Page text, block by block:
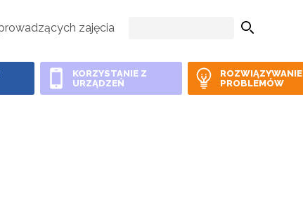
zajęcia
KORZYSTANIE Z
URZĄDZEŃ
ROZWIĄZYWANIE
PROBLEMÓW